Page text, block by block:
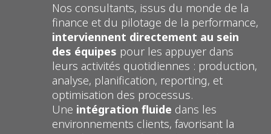
Nos consultants, issus du monde de la
finance et du pilotage de la performance,
interviennent directement au sein
des équipes pour les appuyer dans
leurs activités quotidiennes : production,
analyse, planification, reporting, et
optimisation des processus.
Une intégration fluide dans les
environnements clients, favorisant la